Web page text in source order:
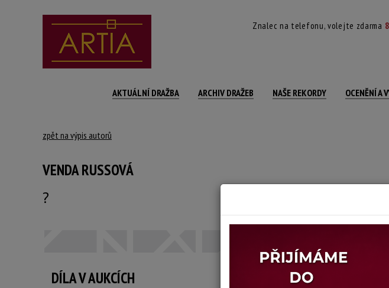
Znalec na telefonu, volejte zdarma
AKTUÁLNÍ DRAŽBA ARCHIV DRAŽEB NAŠE REKORDY OCENĚNÍ A
zpět na výpis autorů
VENDA RUSSOVÁ
?
DÍLA V AUKCÍCH